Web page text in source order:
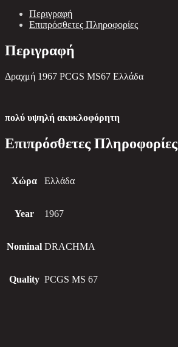
Περιγραφή
Επιπρόσθετες Πληροφορίες
Περιγραφή
Δραχμή 1967 PCGS MS67 Ελλάδα
πολύ υψηλή ακυκλοφόρητη
Επιπρόσθετες Πληροφορίες
Χώρα Ελλάδα
Year 1967
Nominal DRACHMA
Quality PCGS MS 67